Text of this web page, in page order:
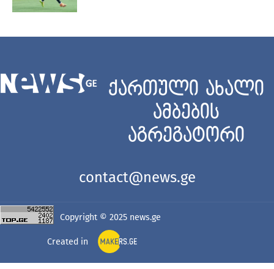
ქართული ახალი
ამბების
აგრეგატორი
contact@news.ge
Copyright © 2025 news.ge
Created in